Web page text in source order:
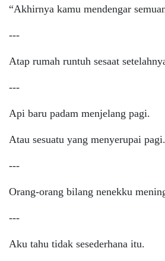
“Akhirnya kamu mendengar
---
Atap rumah runtuh sesaat
---
Api baru padam menjelang pagi.
Atau sesuatu yang menyerupai pagi.
---
Orang-orang bilang nenekku
---
Aku tahu tidak sesederhana itu.